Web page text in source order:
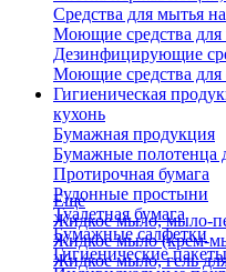
Средства для мытья
Моющие средства для
Дезинфицирующие
Моющие средства для
Гигиеническая
кухонь
Бумажная продукция
Бумажные полотенца
Протирочная бумага
Рулонные простыни
Туалетная бумага
Бумажные салфетки
Гигиенические пакеты
Еще
Жидкое мыло, мыло-
Жидкое мыло (крем-
Жидкое мыло, гель